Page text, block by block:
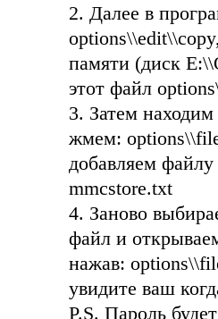
2. Далее в
памяти (диск
этот файл
3. Затем
жмем:
добавляем
mmcstore.txt
4. Заново
файл и
нажав:
увидите ваш
P.S. Пароль